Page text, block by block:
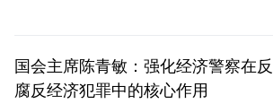
国会主席陈青敏：强化经济警察在反
腐反经济犯罪中的核心作用